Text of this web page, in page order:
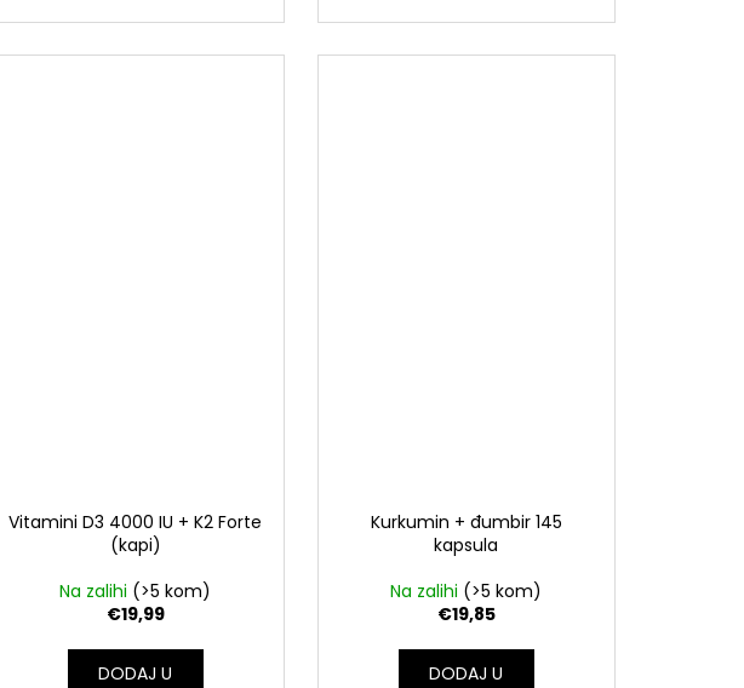
Vitamini D3 4000 IU + K2 Forte
(kapi)
Na zalihi (>5 kom)
€19,99
DODAJ U
Kurkumin + đumbir 145
kapsula
Na zalihi (>5 kom)
€19,85
DODAJ U